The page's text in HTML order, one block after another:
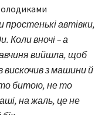
простенькі автівки,
Коли вночі – а
вийшла, щоб
вискочив з машини й
то битою, не то
на жаль, це не